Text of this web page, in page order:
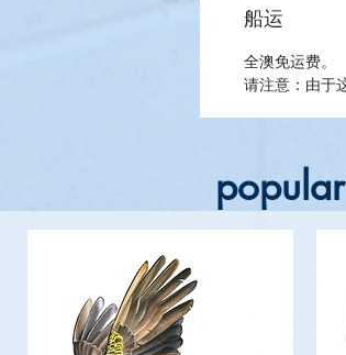
船运
全澳免运费。
请注意：由于